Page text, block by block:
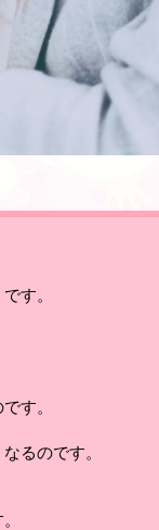
す。
です。
るのです。